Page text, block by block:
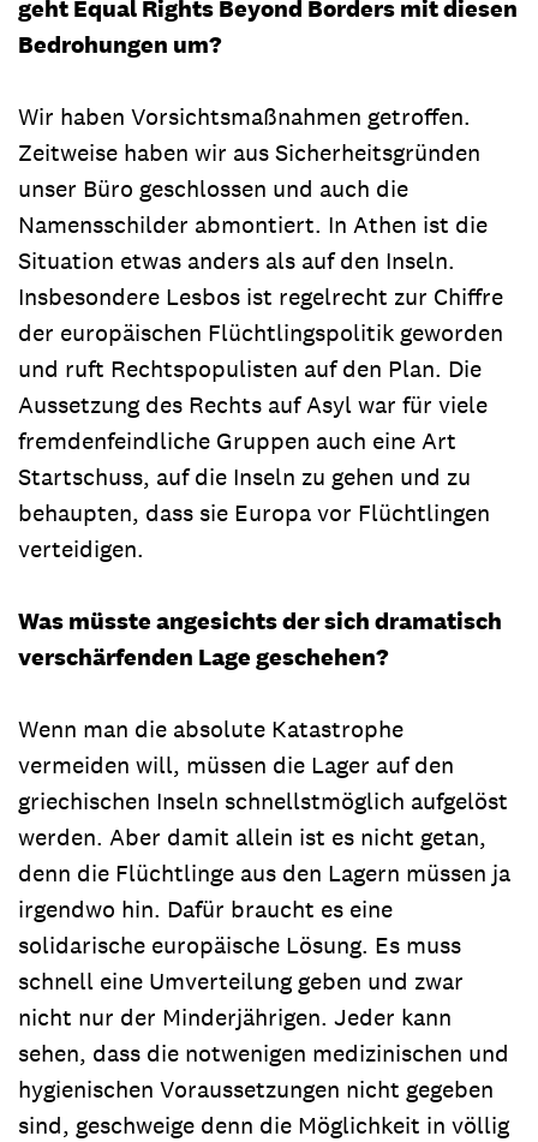
geht Equal Rights Beyond Borders mit diesen
Bedrohungen um?
Wir haben Vorsichtsmaßnahmen getroffen.
Zeitweise haben wir aus Sicherheitsgründen
unser Büro geschlossen und auch die
Namensschilder abmontiert. In Athen ist die
Situation etwas anders als auf den Inseln.
Insbesondere Lesbos ist regelrecht zur Chiffre
der europäischen Flüchtlingspolitik geworden
und ruft Rechtspopulisten auf den Plan. Die
Aussetzung des Rechts auf Asyl war für viele
fremdenfeindliche Gruppen auch eine Art
Startschuss, auf die Inseln zu gehen und zu
behaupten, dass sie Europa vor Flüchtlingen
verteidigen.
Was müsste angesichts der sich dramatisch
verschärfenden Lage geschehen?
Wenn man die absolute Katastrophe
vermeiden will, müssen die Lager auf den
griechischen Inseln schnellstmöglich aufgelöst
werden. Aber damit allein ist es nicht getan,
denn die Flüchtlinge aus den Lagern müssen ja
irgendwo hin. Dafür braucht es eine
solidarische europäische Lösung. Es muss
schnell eine Umverteilung geben und zwar
nicht nur der Minderjährigen. Jeder kann
sehen, dass die notwenigen medizinischen und
hygienischen Voraussetzungen nicht gegeben
sind, geschweige denn die Möglichkeit in völlig